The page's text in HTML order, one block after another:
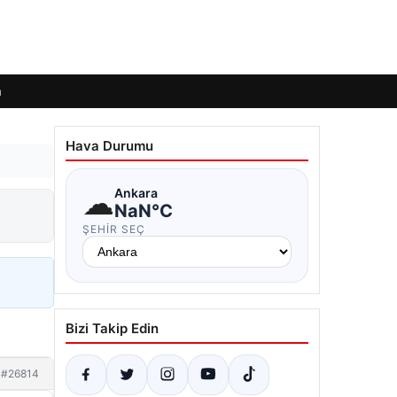
#26814
Hava Durumu
☁Ankara
NaN°C
ŞEHIR SEÇ
Bizi Takip Edin